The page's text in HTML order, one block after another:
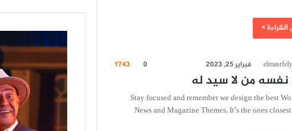
»
فبراير 25, 2023 0 1٬743
من لا سيد له
Stay focused and remember we design the best
News and Magazine Themes. It’s the ones